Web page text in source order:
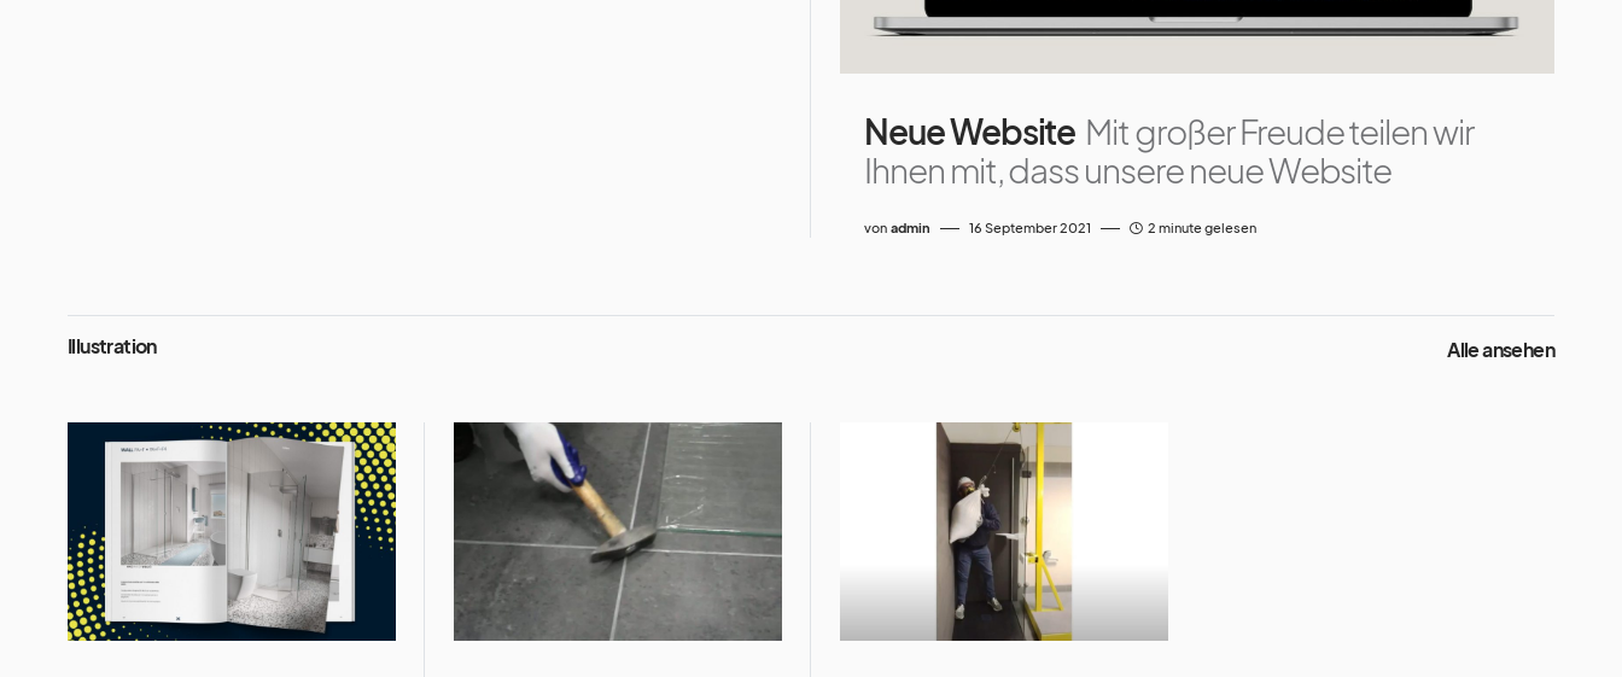
Neue Website Mit großer Freude teilen wir
Ihnen mit, dass unsere neue Website
von admin 16 September 2021 2 minute gelesen
Illustration Alle ansehen